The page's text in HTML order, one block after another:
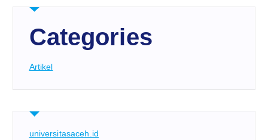
Categories
Artikel
universitasaceh.id